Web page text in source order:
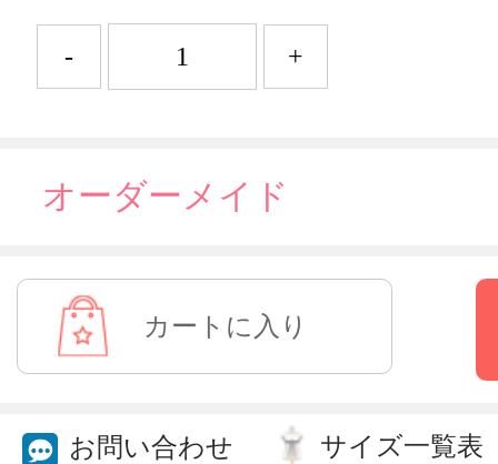
- +
オーダーメイド
お問い合わせ サイズ一覧表